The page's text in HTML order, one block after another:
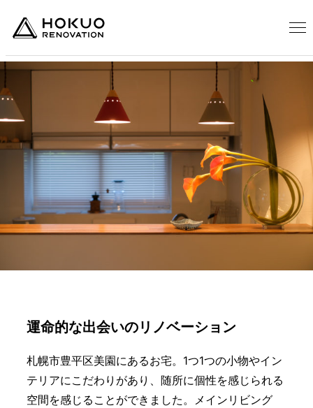
運命的な出会いのリノベーション
札幌市豊平区美園にあるお宅。1つ1つの小物やイン
テリアにこだわりがあり、随所に個性を感じられる
空間を感じることができました。メインリビング